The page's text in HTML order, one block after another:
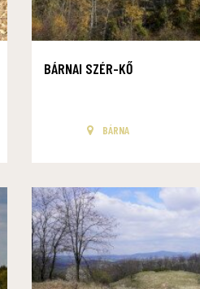
BÁRNAI SZÉR-KŐ
BÁRNA